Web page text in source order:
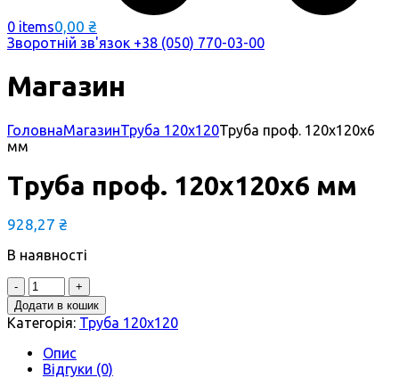
0 items0,00 ₴
Зворотній зв'язок +38 (050) 770-03-00
Магазин
ГоловнаМагазинТруба 120х120Труба проф. 120х120х6
мм
Труба проф. 120х120х6 мм
928,27 ₴
В наявності
Quantity
Додати в кошик
Категорія: Труба 120х120
Опис
Відгуки (0)